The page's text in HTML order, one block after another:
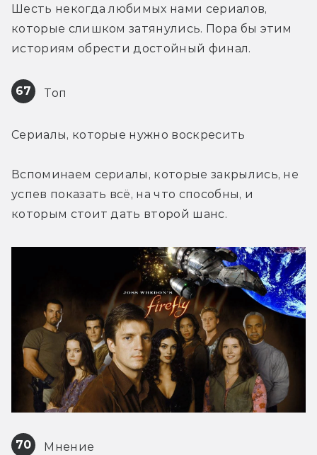
Шесть некогда любимых нами сериалов,
которые слишком затянулись. Пора бы этим
историям обрести достойный финал.
67 Топ
Сериалы, которые нужно воскресить
Вспоминаем сериалы, которые закрылись, не
успев показать всё, на что способны, и
которым стоит дать второй шанс.
70 Мнение